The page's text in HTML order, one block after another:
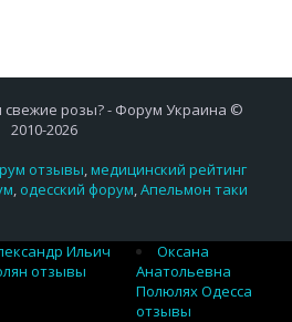
свежие розы? - Форум Украина ©
2010-2026
отзывы,медицинский рейтинг
, одесский форум,Апельмон таки
Ильич
отзывы
Оксана
Анатольевна
Полюлях Одесса
отзывы